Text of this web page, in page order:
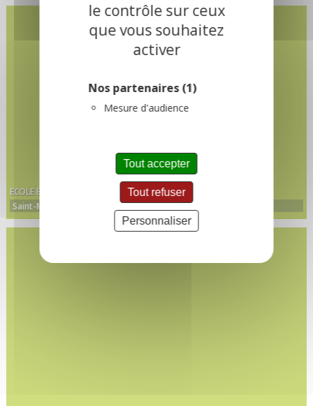
le contrôle sur ceux
que vous souhaitez
activer
Nos partenaires(1)
Mesure d'audience
Tout accepter
Tout refuser
Personnaliser
ECOLE ÉLÉMENTAIRE DE SAINT-MICHEL-DE-MAURIENNE
Saint-Michel-de-Maurienne